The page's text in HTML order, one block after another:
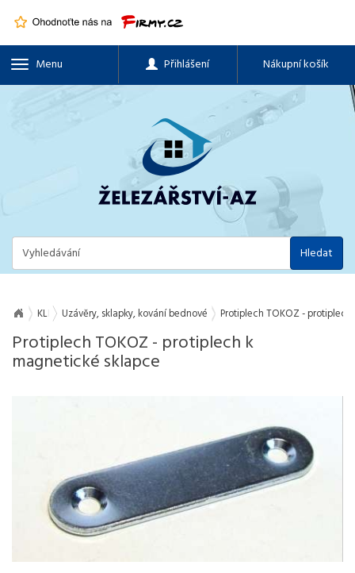
Menu Přihlášení Nákupní košík
Hledat
KLIKY, OKENNÍ A DVEŘNÍ KOVÁNÍ, PANTY
Uzávěry, sklapky, kování bednové Protiplech TOKOZ -
Protiplech TOKOZ - protiplech k
magnetické sklapce